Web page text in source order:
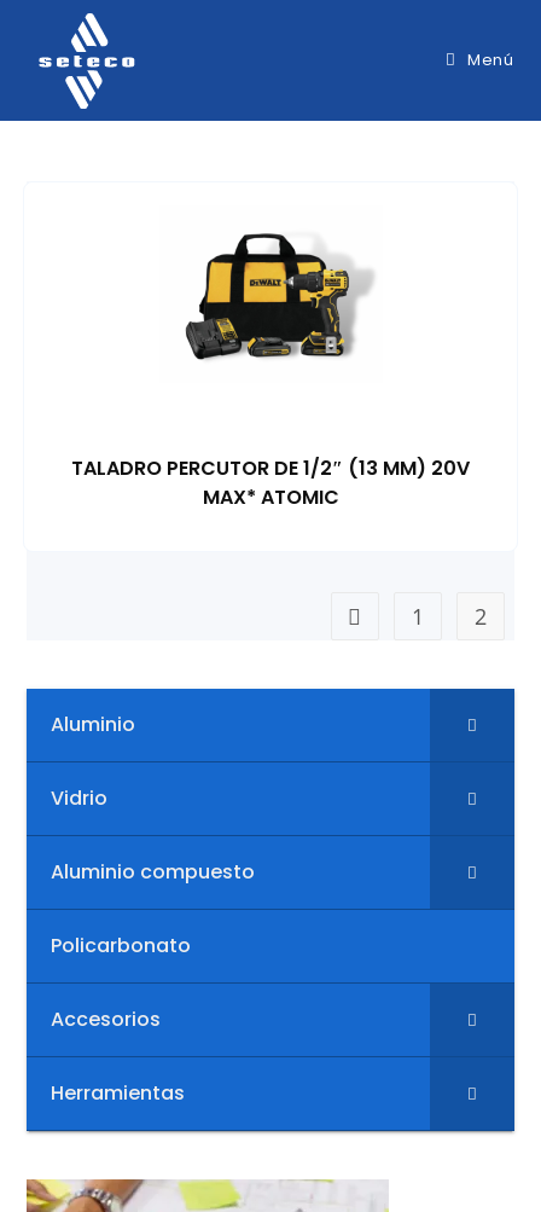
Menú
TALADRO PERCUTOR DE 1/2″ (13 MM) 20V
MAX* ATOMIC
1 2
Aluminio
Vidrio
Aluminio compuesto
Policarbonato
Accesorios
Herramientas